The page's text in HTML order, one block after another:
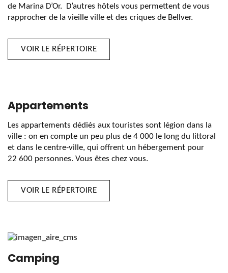
de Marina D’Or. D’autres hôtels vous permettent de vous
rapprocher de la vieille ville et des criques de Bellver.
VOIR LE RÉPERTOIRE
Appartements
Les appartements dédiés aux touristes sont légion dans la
ville : on en compte un peu plus de 4 000 le long du littoral
et dans le centre-ville, qui offrent un hébergement pour
22 600 personnes. Vous êtes chez vous.
VOIR LE RÉPERTOIRE
Camping